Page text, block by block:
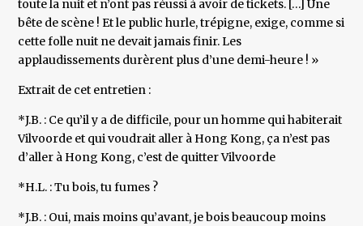
toute la nuit et n’ont pas réussi à avoir de tickets. […] Une
bête de scène ! Et le public hurle, trépigne, exige, comme si
cette folle nuit ne devait jamais finir. Les
applaudissements durèrent plus d’une demi-heure ! »
Extrait de cet entretien :
*J.B. : Ce qu’il y a de difficile, pour un homme qui habiterait
Vilvoorde et qui voudrait aller à Hong Kong, ça n’est pas
d’aller à Hong Kong, c’est de quitter Vilvoorde
*H.L. : Tu bois, tu fumes ?
*J.B. : Oui, mais moins qu’avant, je bois beaucoup moins